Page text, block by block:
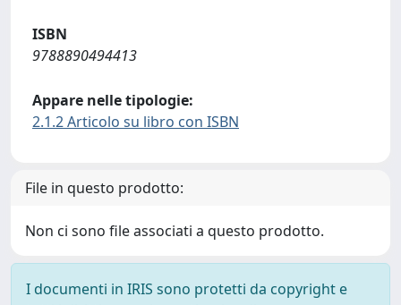
ISBN
9788890494413
Appare nelle tipologie:
2.1.2 Articolo su libro con ISBN
File in questo prodotto:
Non ci sono file associati a questo prodotto.
I documenti in IRIS sono protetti da copyright e